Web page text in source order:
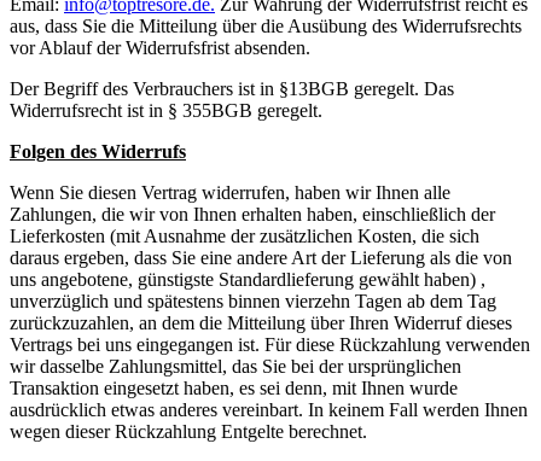
Email: info@toptresore.de. Zur Wahrung der Widerrufsfrist reicht es
aus, dass Sie die Mitteilung über die Ausübung des Widerrufsrechts
vor Ablauf der Widerrufsfrist absenden.
Der Begriff des Verbrauchers ist in §13BGB geregelt. Das
Widerrufsrecht ist in § 355BGB geregelt.
Folgen des Widerrufs
Wenn Sie diesen Vertrag widerrufen, haben wir Ihnen alle
Zahlungen, die wir von Ihnen erhalten haben, einschließlich der
Lieferkosten (mit Ausnahme der zusätzlichen Kosten, die sich
daraus ergeben, dass Sie eine andere Art der Lieferung als die von
uns angebotene, günstigste Standardlieferung gewählt haben) ,
unverzüglich und spätestens binnen vierzehn Tagen ab dem Tag
zurückzuzahlen, an dem die Mitteilung über Ihren Widerruf dieses
Vertrags bei uns eingegangen ist. Für diese Rückzahlung verwenden
wir dasselbe Zahlungsmittel, das Sie bei der ursprünglichen
Transaktion eingesetzt haben, es sei denn, mit Ihnen wurde
ausdrücklich etwas anderes vereinbart. In keinem Fall werden Ihnen
wegen dieser Rückzahlung Entgelte berechnet.